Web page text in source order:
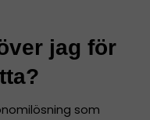
jag för
som